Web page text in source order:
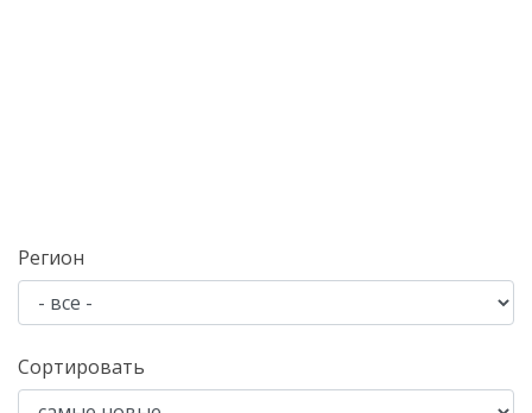
Регион
Сортировать